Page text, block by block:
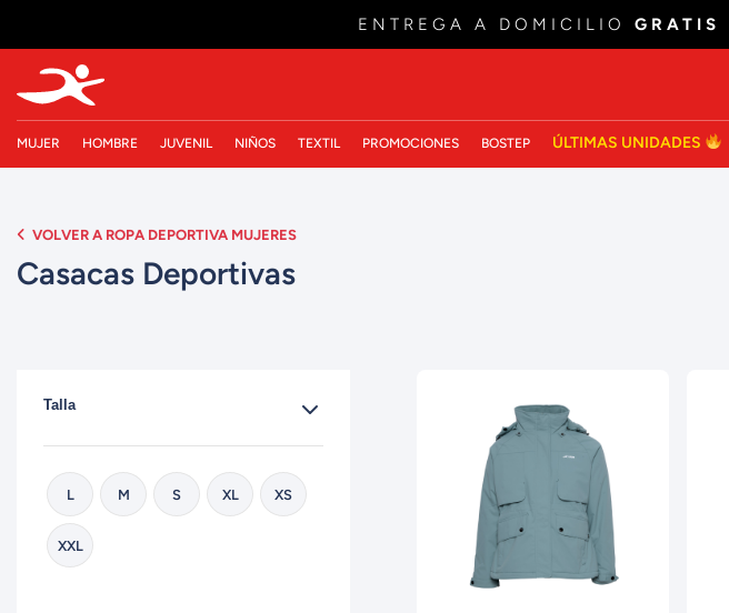
ENTREGA A DOMICILIO GRATIS
MUJER HOMBRE JUVENIL NIÑOS TEXTIL PROMOCIONES BOSTEP ÚLTIMAS UNIDADES
VOLVER A ROPA DEPORTIVA MUJERES
Casacas Deportivas
Talla
L M S XL XS
XXL